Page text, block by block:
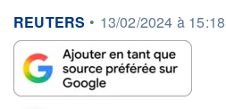
information fournie par
REUTERS • 13/02/2024 à 15:18